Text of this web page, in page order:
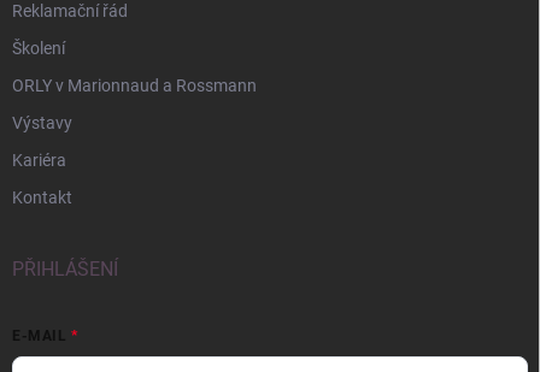
Reklamační řád
Školení
ORLY v Marionnaud a Rossmann
Výstavy
Kariéra
Kontakt
PŘIHLÁŠENÍ
E-MAIL